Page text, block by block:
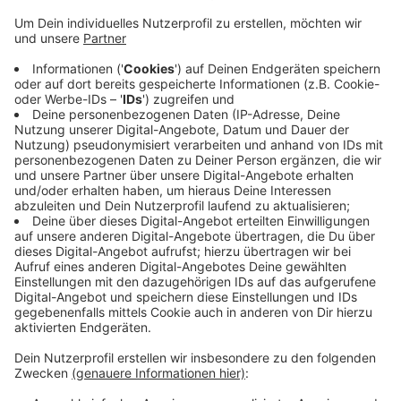
Anzeige
Den entscheidenden Treffer vor über 5000
Zuschauern hatte Luke Adam nach nur 107 Sekunden
in der Verlängerung erzielt. Morgen (20. Dezember
2019) geht es für die DEG nun mit dem
Straßenbahnderby bei den Krefeld Pinguinen weiter. In
der Tabelle der Deutschen Eishockey Liga liegen die
Düsseldorfer aktuell auf Platz 9.
Anzeige